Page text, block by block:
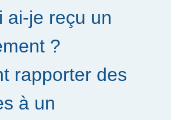
ai-je reçu un
?
rapporter des
à un